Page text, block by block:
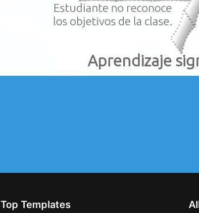
Aprendizaje
Estudiante no reconoce
los objetivos de la clase.
Top Templates